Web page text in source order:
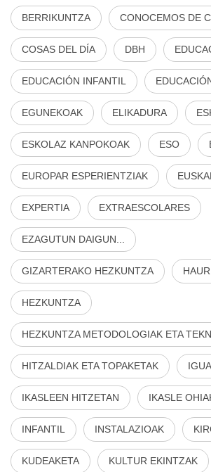
BERRIKUNTZA CONOCEMOS DE
COSAS DEL DÍA DBH
EDUCACIÓN INFANTIL
EGUNEKOAK ELIKADURA
ESKOLAZ KANPOKOAK ESO
EUROPAR ESPERIENTZIAK
EXPERTIA EXTRAESCOLARES
EZAGUTUN DAIGUN...
GIZARTERAKO HEZKUNTZA
HEZKUNTZA
HEZKUNTZA METODOLOGIAK ETA
HITZALDIAK ETA TOPAKETAK
IKASLEEN HITZETAN IKASLE
INFANTIL INSTALAZIOAK
KUDEAKETA KULTUR EKINTZAK